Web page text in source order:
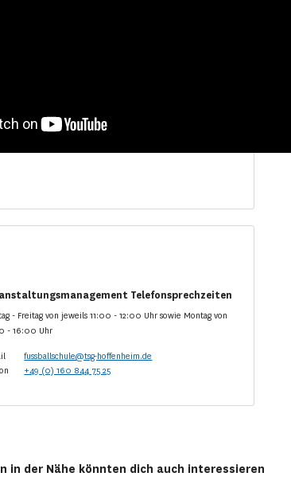
Telefonsprechzeiten
- Freitag von jeweils 11:00 - 12:00 Uhr sowie Montag von
- 16:00 Uhr
fussballschule@tsg-hoffenheim.de
+49 (0) 160 844 75 25
in der Nähe könnten dich auch interessieren